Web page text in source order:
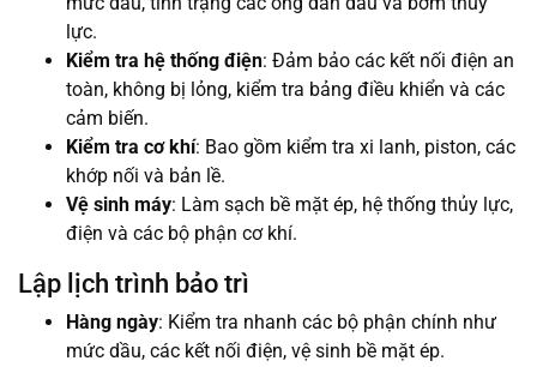
lực.
Kiểm tra hệ thống điện: Đảm bảo các kết nối điện an
toàn, không bị lỏng, kiểm tra bảng điều khiển và các
cảm biến.
Kiểm tra cơ khí: Bao gồm kiểm tra xi lanh, piston, các
khớp nối và bản lề.
Vệ sinh máy: Làm sạch bề mặt ép, hệ thống thủy lực,
điện và các bộ phận cơ khí.
Lập lịch trình bảo trì
Hàng ngày: Kiểm tra nhanh các bộ phận chính như
mức dầu, các kết nối điện, vệ sinh bề mặt ép.